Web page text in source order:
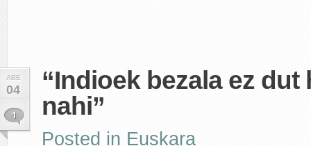
ABE
04
1
“Indioek bezala ez dut
nahi”
Posted in Euskara